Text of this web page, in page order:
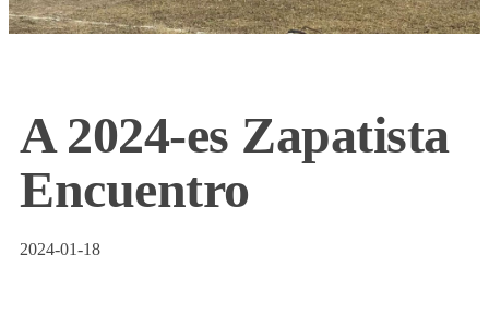
A 2024-es Zapatista
Encuentro
2024-01-18